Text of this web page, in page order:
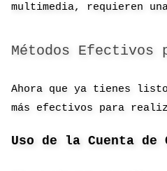
multimedia, requieren
Métodos
Ahora que ya tienes
más efectivos para
Uso de la Cuenta de